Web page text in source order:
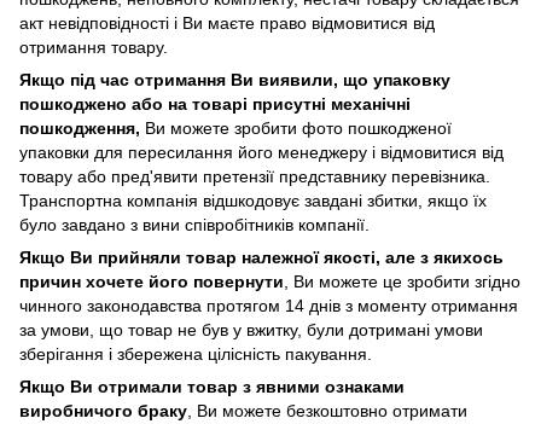
акт невідповідності і Ви маєте право відмовитися від
отримання товару.
Якщо під час отримання Ви виявили, що упаковку
пошкоджено або на товарі присутні механічні
пошкодження, Ви можете зробити фото пошкодженої
упаковки для пересилання його менеджеру і відмовитися від
товару або пред'явити претензії представнику перевізника.
Транспортна компанія відшкодовує завдані збитки, якщо їх
було завдано з вини співробітників компанії.
Якщо Ви прийняли товар належної якості, але з якихось
причин хочете його повернути, Ви можете це зробити згідно
чинного законодавства протягом 14 днів з моменту отримання
за умови, що товар не був у вжитку, були дотримані умови
зберігання і збережена цілісність пакування.
Якщо Ви отримали товар з явними ознаками
виробничого браку, Ви можете безкоштовно отримати